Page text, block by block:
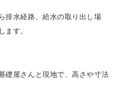
排水経路、給水の取り出し場
ます。
礎屋さんと現地で、高さや寸法